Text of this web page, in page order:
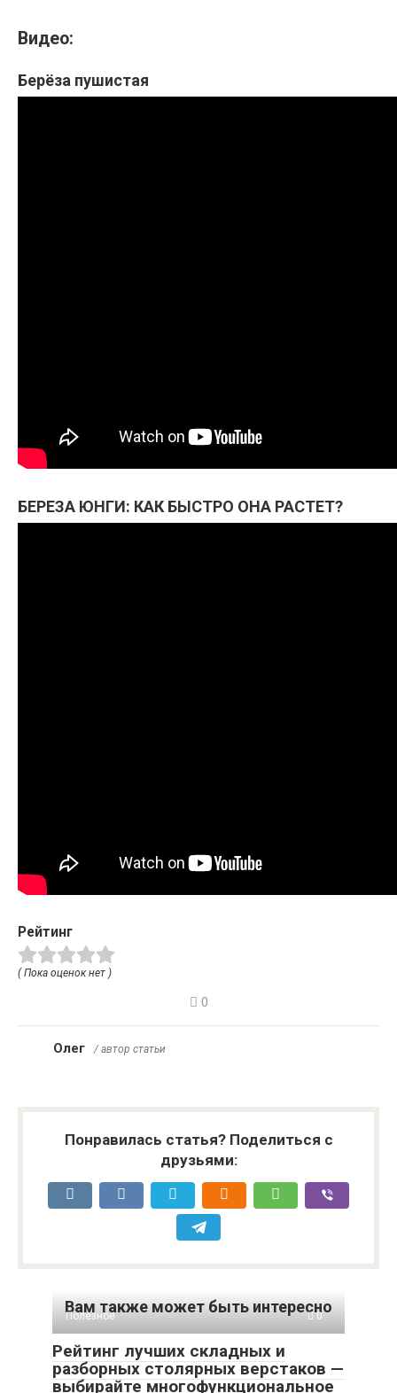
Видео:
Берёза пушистая
БЕРЕЗА ЮНГИ: КАК БЫСТРО ОНА РАСТЕТ?
Рейтинг
( Пока оценок нет )
0
Олег / автор статьи
Понравилась статья? Поделиться с
друзьями:
Вам также может быть интересно
Полезное 0
Рейтинг лучших складных и
разборных столярных верстаков —
выбирайте многофункциональное